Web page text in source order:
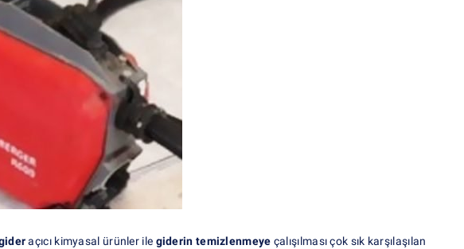
açıcı kimyasal ürünler ile giderin temizlenmeye çalışılması çok sık karşılaşılan